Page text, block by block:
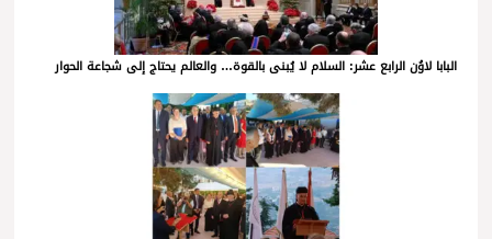
البابا لاوُن الرابع عشر: السلام لا يُبنى بالقوة… والعالم يحتاج إلى شجاعة الحوار